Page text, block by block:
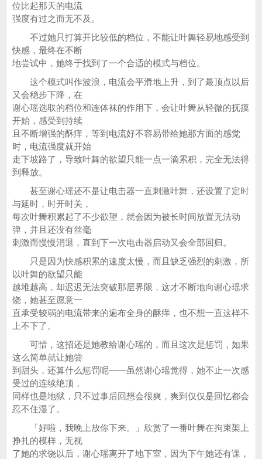
位比起那天的电流
强度有过之而无不及。
不过她只打算开比较低的档位，不能让叶舞轻易地感受到
快感，最终在不断
地尝试中，她终于找到了一个合适的模式与档位。
这个模式叫作波浪，电流会平滑地上升，到了最顶点以后
又会稳步下降，在
谢心瑶选取的档位和连体袜的作用下，会让叶舞从轻微的抚摸
开始，感受到持续
且不断增强的酥痒，等到电流好不容易带给她那方面的感觉
时，电流强度就开始
走下坡路了，导致叶舞的欲望只能一点一滴累积，完全无法得
到释放。
甚至谢心瑶还不是让电击器一直刺激叶舞，还设置了定时
与延时，时开时关，
每次叶舞积累起了不少欲望，就会因为被长时间放置无法动
弹，并且还没有丝毫
刺激而慢慢消退，直到下一次电击器启动又会全部回归。
只是因为快感积累的速度太慢，而且缺乏强烈的刺激，所
以叶舞的欲望只能
越堆越高，却迟迟无法突破那层界限，这才不断地向谢心瑶求
饶，她甚至愿意一
直承受较弱的电流带来的遍布全身的酥痒，也不想一直这样不
上不下了。
可惜，这招还是她教给谢心瑶的，而且这次是惩罚，如果
这么简单就让她尝
到甜头，还算什么惩罚呢——虽然谢心瑶觉得，她不止一次感
受过的连续绝顶，
同样也是地狱，只不过事后回想会很爽，爽到仅仅是回忆都会
忍不住湿了。
「好啦，我晚上放你下来。」欣赏了一番叶舞在拘束架上
挣扎的模样，无视
了她的求饶以后，谢心瑶离开了地下室，因为下午她还有课，